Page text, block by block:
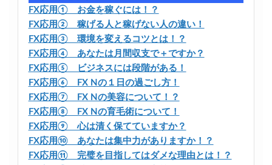
FX応用① お金を稼ぐには！？
FX応用② 稼げる人と稼げない人の違い！
FX応用③ 環境を変えるコツとは！？
FX応用④ あなたは月間収支で＋ですか？
FX応用⑤ ビジネスには段階がある！
FX応用⑥ FX Nの１日の過ごし方！
FX応用⑦ FX Nの美容について！？
FX応用⑧ FX Nの育毛術について！
FX応用⑨ 心は清く保てていますか？
FX応用⑩ あなたは集中力がありますか！？
FX応用⑪ 完璧を目指してはダメな理由とは！？